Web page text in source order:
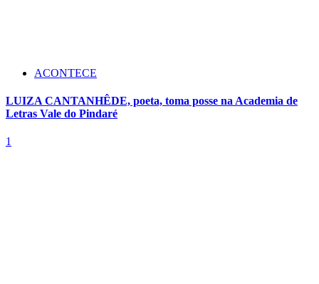
ACONTECE
LUIZA CANTANHÊDE, poeta, toma posse na Academia de
Letras Vale do Pindaré
1